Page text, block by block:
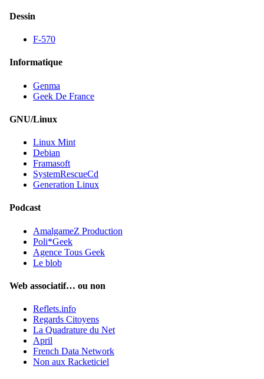
Dessin
F-570
Informatique
Genma
Geek De France
GNU/Linux
Linux Mint
Debian
Framasoft
SystemRescueCd
Generation Linux
Podcast
AmalgameZ Production
Poli*Geek
Agence Tous Geek
Le blob
Web associatif… ou non
Reflets.info
Regards Citoyens
La Quadrature du Net
April
French Data Network
Non aux Racketiciel